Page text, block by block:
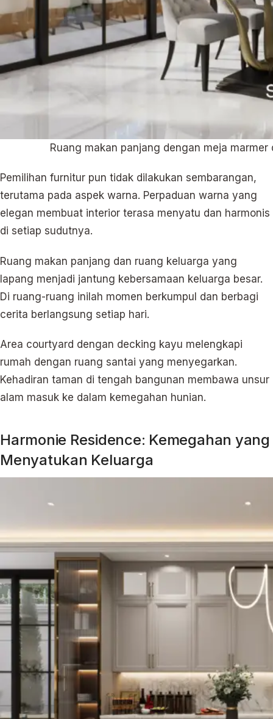
Ruang makan panjang dengan meja
Pemilihan furnitur pun tidak dilakukan sembarangan,
terutama pada aspek warna. Perpaduan warna yang
elegan membuat interior terasa menyatu dan harmonis
di setiap sudutnya.
Ruang makan panjang dan ruang keluarga yang
lapang menjadi jantung kebersamaan keluarga besar.
Di ruang-ruang inilah momen berkumpul dan berbagi
cerita berlangsung setiap hari.
Area courtyard dengan decking kayu melengkapi
rumah dengan ruang santai yang menyegarkan.
Kehadiran taman di tengah bangunan membawa unsur
alam masuk ke dalam kemegahan hunian.
Harmonie Residence: Kemegahan yang
Menyatukan Keluarga